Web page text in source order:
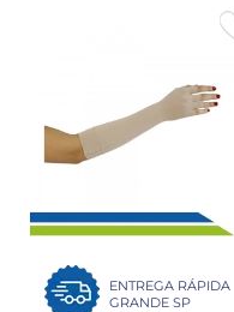
ENTREGA RÁPIDA
GRANDE SP